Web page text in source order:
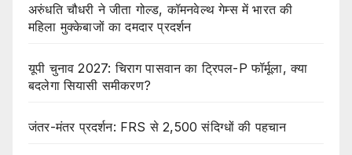
अरुंधति चौधरी ने जीता गोल्ड, कॉमनवेल्थ गेम्स में भारत की
महिला मुक्केबाजों का दमदार प्रदर्शन
यूपी चुनाव 2027: चिराग पासवान का ट्रिपल-P फॉर्मूला, क्या
बदलेगा सियासी समीकरण?
जंतर-मंतर प्रदर्शन: FRS से 2,500 संदिग्धों की पहचान